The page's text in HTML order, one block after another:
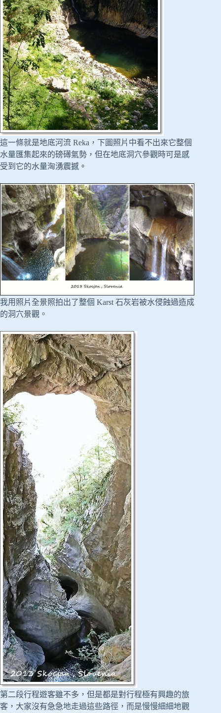
這一條就是地底河流 Reka，下圖照片中看不出來它整個
水量匯集起來的磅礡氣勢，但在地底洞穴參觀時可是感
受到它的水量洶湧震撼。
我用照片全景照拍出了整個 Karst 石灰岩被水侵蝕過造成
的洞穴景觀。
第二段行程遊客雖不多，但是都是對行程極有興趣的旅
客，大家沒有急急地走過這些路徑，而是慢慢細細地觀